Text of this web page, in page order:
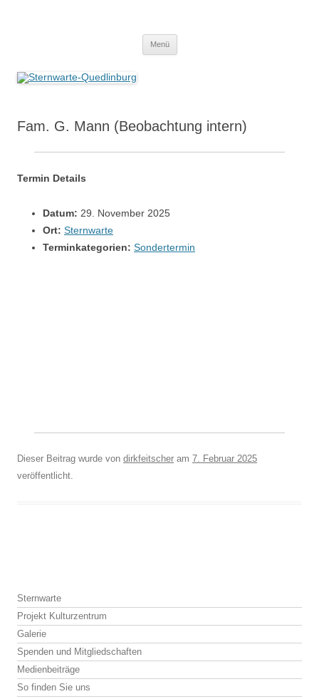
Menü
Fam. G. Mann (Beobachtung intern)
Termin Details
Datum: 29. November 2025
Ort: Sternwarte
Terminkategorien: Sondertermin
Dieser Beitrag wurde von dirkfeitscher am 7. Februar 2025
veröffentlicht.
Sternwarte
Projekt Kulturzentrum
Galerie
Spenden und Mitgliedschaften
Medienbeiträge
So finden Sie uns